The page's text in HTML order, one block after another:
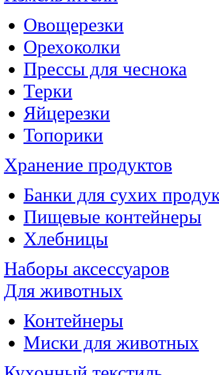
Овощерезки
Орехоколки
Прессы для чеснока
Терки
Яйцерезки
Топорики
Хранение продуктов
Банки для сухих
Пищевые контейнеры
Хлебницы
Наборы аксессуаров
Для животных
Контейнеры
Миски для животных